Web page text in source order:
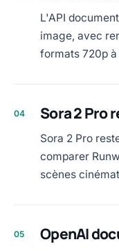
L'API
image, avec
formats 720p à
04 Sora 2 Pro
Sora 2 Pro
comparer
scènes
05 OpenAI